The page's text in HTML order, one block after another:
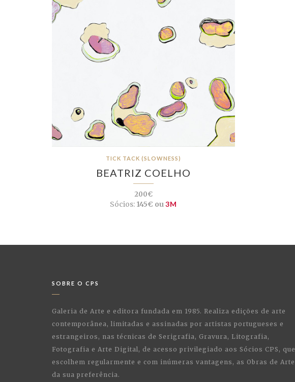
TICK TACK (SLOWNESS)
BEATRIZ COELHO
200€
Sócios: 145€ ou3M
SOBRE O CPS
Galeria de Arte e editora fundada em 1985. Realiza edições de arte
contemporânea, limitadas e assinadas por artistas portugueses e
estrangeiros, nas técnicas de Serigrafia, Gravura, Litografia,
Fotografia e Arte Digital, de acesso privilegiado aos Sócios CPS, que
escolhem regularmente e com inúmeras vantagens, as Obras de Arte
da sua preferência.